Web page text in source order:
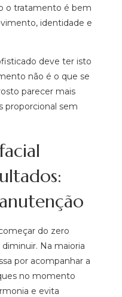
o tratamento é bem
identidade e
deve ter isto
não é o que se
parecer mais
proporcional sem
do zero
Na maioria
por acompanhar a
no momento
e evita